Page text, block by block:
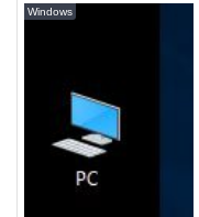
Windows